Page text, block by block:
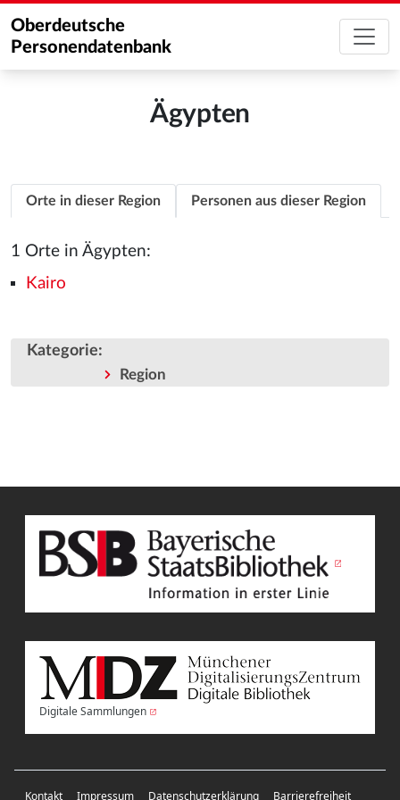
Oberdeutsche
Personendatenbank
Ägypten
Orte in dieser Region Personen aus dieser Region
1 Orte in Ägypten:
Kairo
Kategorie:
Region
Digitale Sammlungen
Kontakt Impressum Datenschutzerklärung Barrierefreiheit